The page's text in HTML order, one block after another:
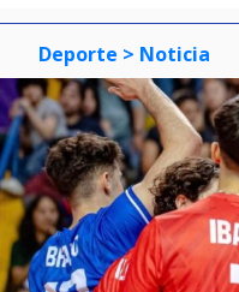
Deporte > Noticia